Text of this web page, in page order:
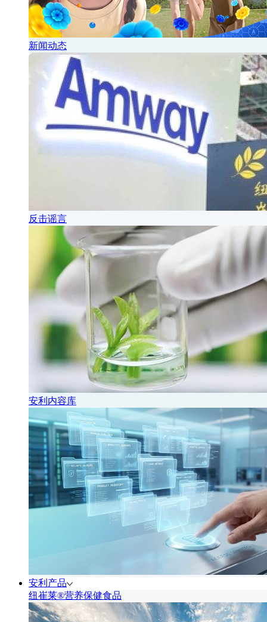
新闻动态
反击谣言
安利内容库
安利产品
纽崔莱®营养保健食品